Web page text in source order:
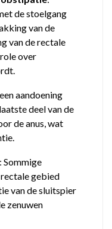
de stoelgang
van de
van de rectale
over
aandoening
deel van de
de anus, wat
: Sommige
gebied
van de sluitspier
zenuwen